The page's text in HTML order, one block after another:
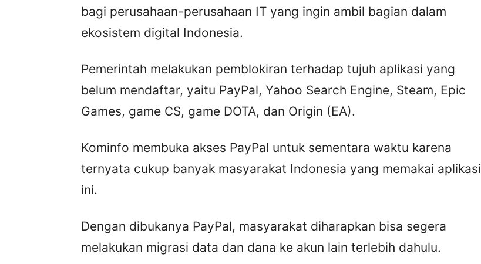
bagi perusahaan-perusahaan IT yang ingin ambil bagian dalam
ekosistem digital Indonesia.
Pemerintah melakukan pemblokiran terhadap tujuh aplikasi yang
belum mendaftar, yaitu PayPal, Yahoo Search Engine, Steam, Epic
Games, game CS, game DOTA, dan Origin (EA).
Kominfo membuka akses PayPal untuk sementara waktu karena
ternyata cukup banyak masyarakat Indonesia yang memakai aplikasi
ini.
Dengan dibukanya PayPal, masyarakat diharapkan bisa segera
melakukan migrasi data dan dana ke akun lain terlebih dahulu.